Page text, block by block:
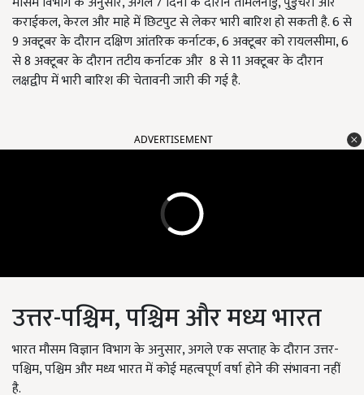
कराईकल, केरल और माहे में छिटपुट से लेकर भारी बारिश हो सकती है. 6 से
9 अक्टूबर के दौरान दक्षिण आंतरिक कर्नाटक, 6 अक्टूबर को रायलसीमा, 6
से 8 अक्टूबर के दौरान तटीय कर्नाटक और 8 से 11 अक्टूबर के दौरान
लक्षद्वीप में भारी बारिश की चेतावनी जारी की गई है.
ADVERTISEMENT
उत्तर-पश्चिम, पश्चिम और मध्य भारत
भारत मौसम विज्ञान विभाग के अनुसार, अगले एक सप्ताह के दौरान उत्तर-
पश्चिम, पश्चिम और मध्य भारत में कोई महत्वपूर्ण वर्षा होने की संभावना नहीं
है.